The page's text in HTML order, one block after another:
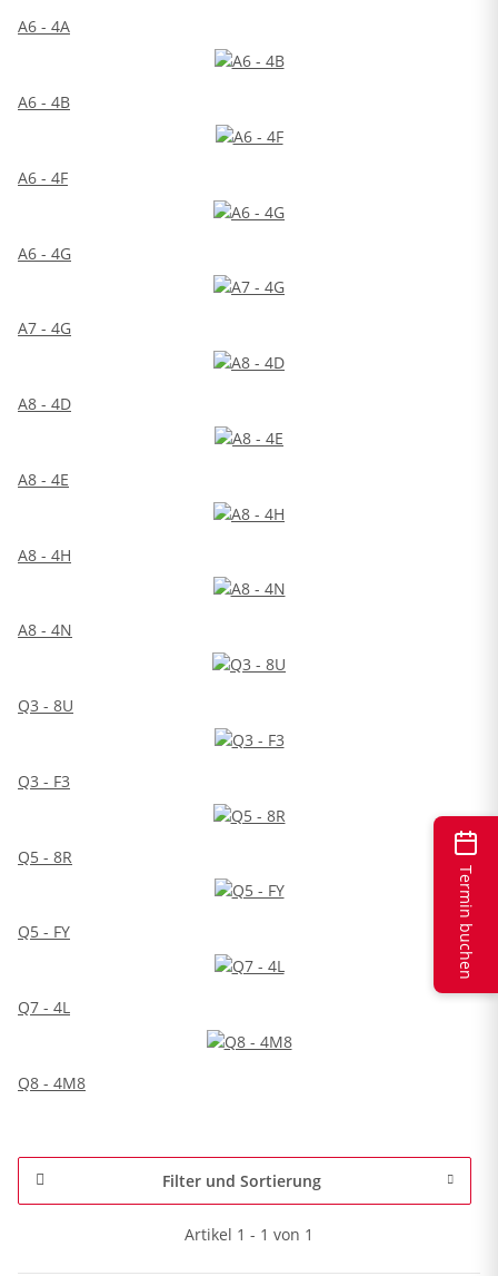
A6 - 4A
A6 - 4B
A6 - 4F
A6 - 4G
A7 - 4G
A8 - 4D
A8 - 4E
A8 - 4H
A8 - 4N
Q3 - 8U
Q3 - F3
Q5 - 8R
Q5 - FY
Q7 - 4L
Q8 - 4M8
Filter und Sortierung
Artikel 1 - 1 von 1
Termin buchen